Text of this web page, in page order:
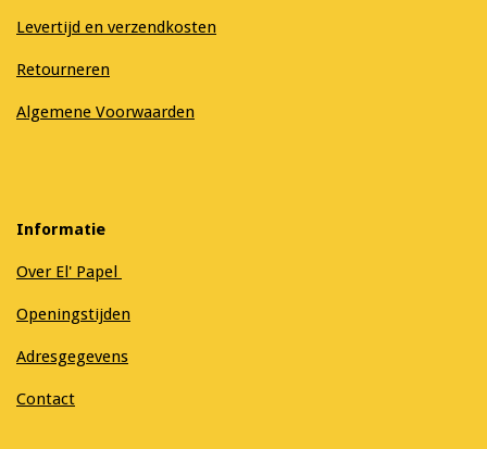
Levertijd en verzendkosten
Retourneren
Algemene Voorwaarden
Informatie
Over El' Papel
Openingstijden
Adresgegevens
Contact